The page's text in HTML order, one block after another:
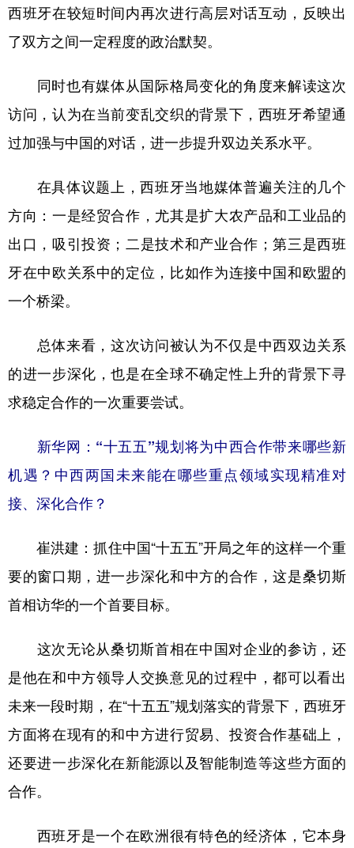
西班牙在较短时间内再次进行高层对话互动，反映出
了双方之间一定程度的政治默契。
同时也有媒体从国际格局变化的角度来解读这次
访问，认为在当前变乱交织的背景下，西班牙希望通
过加强与中国的对话，进一步提升双边关系水平。
在具体议题上，西班牙当地媒体普遍关注的几个
方向：一是经贸合作，尤其是扩大农产品和工业品的
出口，吸引投资；二是技术和产业合作；第三是西班
牙在中欧关系中的定位，比如作为连接中国和欧盟的
一个桥梁。
总体来看，这次访问被认为不仅是中西双边关系
的进一步深化，也是在全球不确定性上升的背景下寻
求稳定合作的一次重要尝试。
新华网：“十五五”规划将为中西合作带来哪些新
机遇？中西两国未来能在哪些重点领域实现精准对
接、深化合作？
崔洪建：抓住中国“十五五”开局之年的这样一个重
要的窗口期，进一步深化和中方的合作，这是桑切斯
首相访华的一个首要目标。
这次无论从桑切斯首相在中国对企业的参访，还
是他在和中方领导人交换意见的过程中，都可以看出
未来一段时期，在“十五五”规划落实的背景下，西班牙
方面将在现有的和中方进行贸易、投资合作基础上，
还要进一步深化在新能源以及智能制造等这些方面的
合作。
西班牙是一个在欧洲很有特色的经济体，它本身